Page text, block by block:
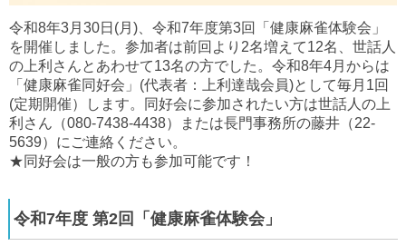
令和8年3月30日(月)、令和7年度第3回「健康麻雀体験会」
を開催しました。参加者は前回より2名増えて12名、世話人
の上利さんとあわせて13名の方でした。令和8年4月からは
「健康麻雀同好会」(代表者：上利達哉会員)として毎月1回
(定期開催）します。同好会に参加されたい方は世話人の上
利さん（080-7438-4438）または長門事務所の藤井（22-
5639）にご連絡ください。
★同好会は一般の方も参加可能です！
令和7年度 第2回「健康麻雀体験会」